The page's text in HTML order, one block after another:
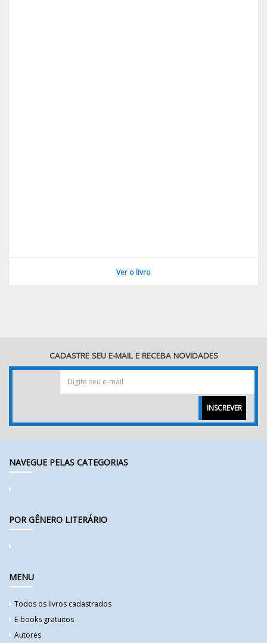
Ver o livro
CADASTRE SEU E-MAIL E RECEBA NOVIDADES
INSCREVER
NAVEGUE PELAS CATEGORIAS
POR GÊNERO LITERÁRIO
MENU
Todos os livros cadastrados
E-books gratuitos
Autores